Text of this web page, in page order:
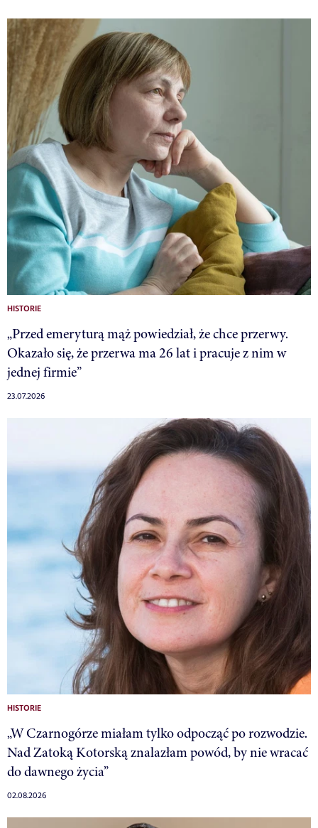
HISTORIE
„Przed emeryturą mąż powiedział, że chce przerwy.
Okazało się, że przerwa ma 26 lat i pracuje z nim w
jednej firmie”
23.07.2026
HISTORIE
„W Czarnogórze miałam tylko odpocząć po rozwodzie.
Nad Zatoką Kotorską znalazłam powód, by nie wracać
do dawnego życia”
02.08.2026